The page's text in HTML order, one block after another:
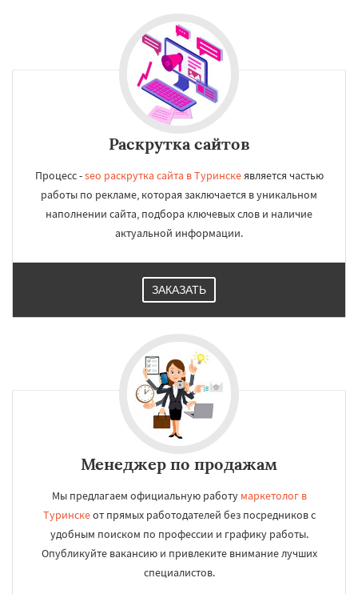
Раскрутка сайтов
Процесс -seo раскрутка сайта в Туринскеявляется частью
работы по рекламе, которая заключается в уникальном
наполнении сайта, подбора ключевых слов и наличие
актуальной информации.
ЗАКАЗАТЬ
Менеджер по продажам
Мы предлагаем официальную работу маркетолог в
Туринскеот прямых работодателей без посредников с
удобным поиском по профессии и графику работы.
Опубликуйте вакансию и привлеките внимание лучших
специалистов.